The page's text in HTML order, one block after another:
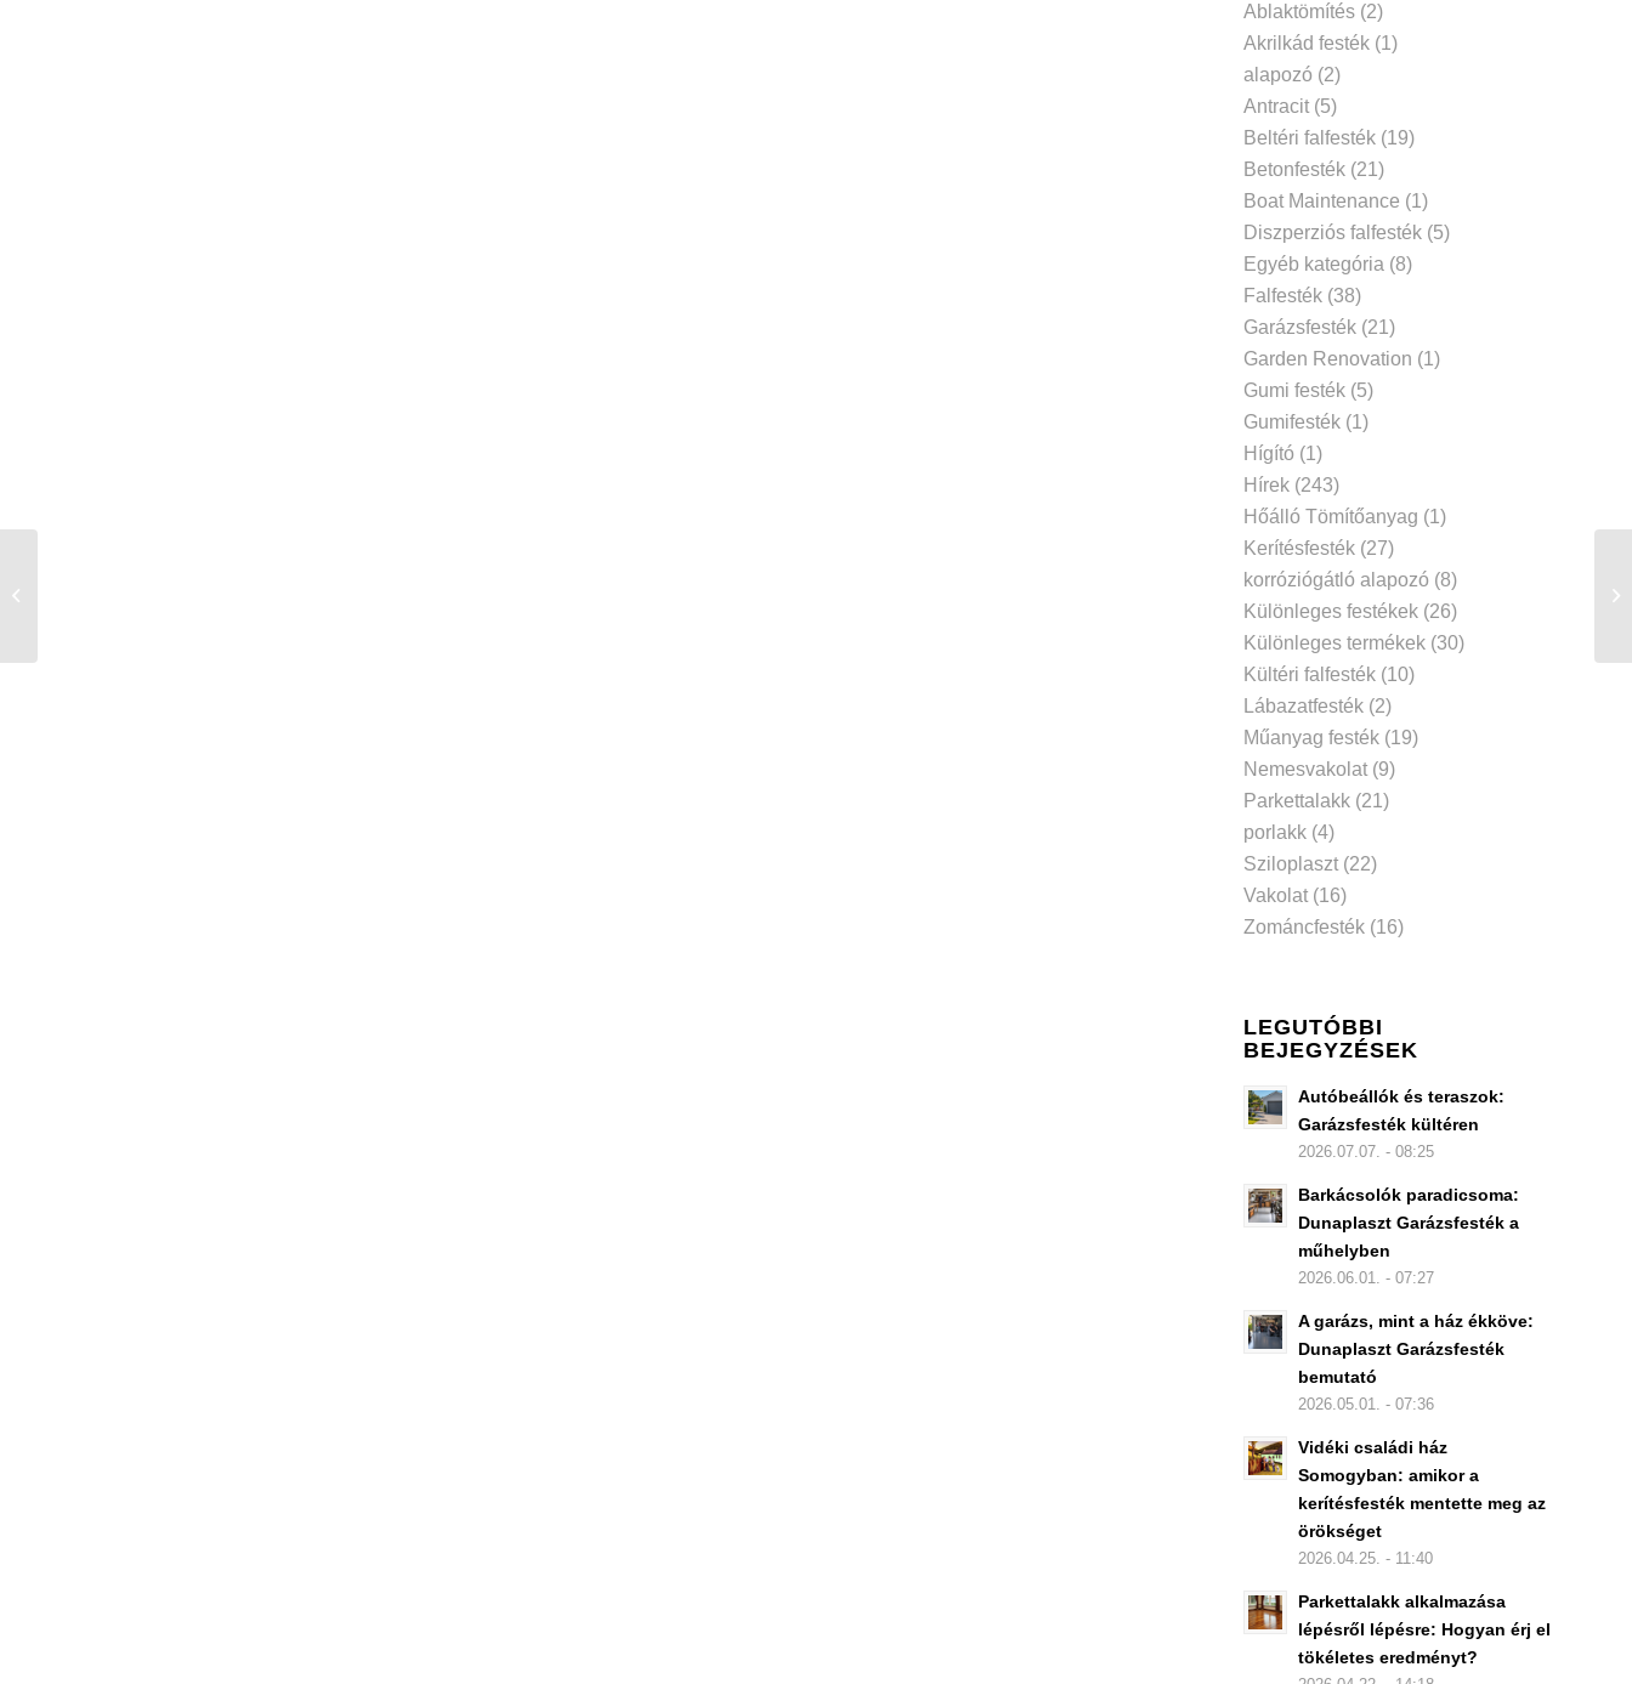
Ablaktömítés(2)
Akrilkád festék(1)
alapozó (2)
Antracit(5)
Beltéri falfesték(19)
Betonfesték(21)
Boat Maintenance (1)
Diszperziós falfesték(5)
Egyéb kategória (8)
Falfesték(38)
Garázsfesték(21)
Garden Renovation (1)
Gumi festék(5)
Gumifesték(1)
Hígító (1)
Hírek(243)
Hőálló Tömítőanyag (1)
Kerítésfesték(27)
korróziógátló alapozó (8)
Különleges festékek(26)
Különleges termékek(30)
Kültéri falfesték(10)
Lábazatfesték(2)
Műanyag festék(19)
Nemesvakolat(9)
Parkettalakk(21)
porlakk(4)
Sziloplaszt(22)
Vakolat(16)
Zománcfesték(16)
LEGUTÓBBI
BEJEGYZÉSEK
Autóbeállók és teraszok:
Garázsfesték kültéren
2026.07.07. - 08:25
Barkácsolók paradicsoma:
Dunaplaszt Garázsfesték a
műhelyben
2026.06.01. - 07:27
A garázs, mint a ház ékköve:
Dunaplaszt Garázsfesték
bemutató
2026.05.01. - 07:36
Vidéki családi ház
Somogyban: amikor a
kerítésfesték mentette meg az
örökséget
2026.04.25. - 11:40
Parkettalakk alkalmazása
lépésről lépésre: Hogyan érj el
tökéletes eredményt?